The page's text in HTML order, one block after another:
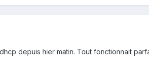
depuis hier matin. Tout fonctionnait